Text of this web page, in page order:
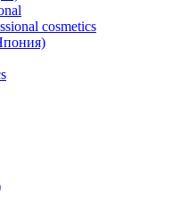
cosmetics